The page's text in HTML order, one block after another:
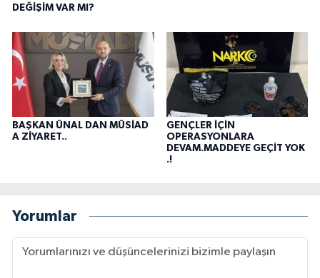
DEĞİŞİM VAR MI?
BAŞKAN ÜNAL DAN MÜSİAD
A ZİYARET..
GENÇLER İÇİN
OPERASYONLARA
DEVAM.MADDEYE GEÇİT YOK
.!
Yorumlar